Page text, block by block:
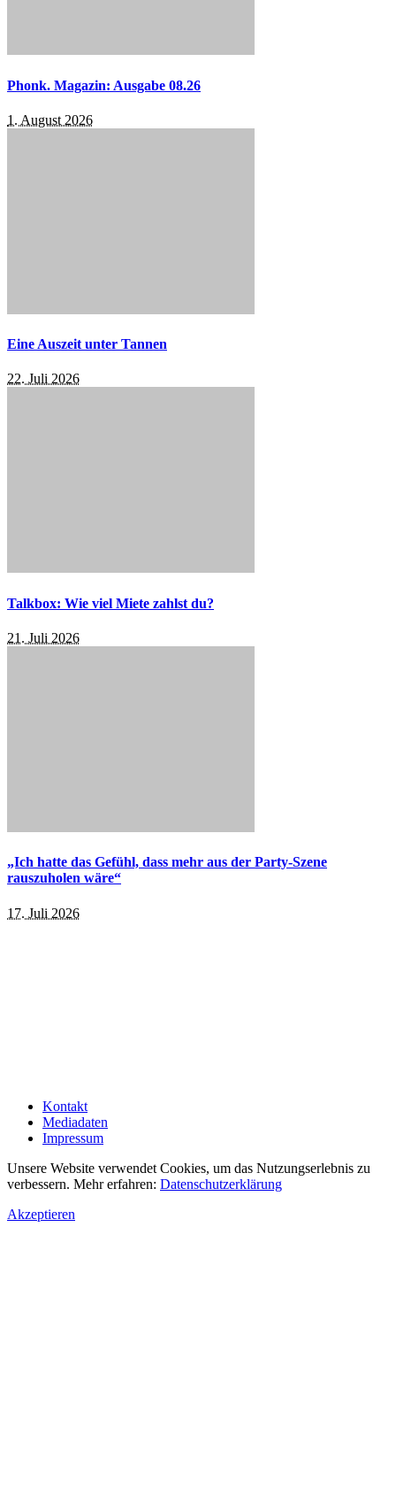
Phonk. Magazin: Ausgabe 08.26
1. August 2026
Eine Auszeit unter Tannen
22. Juli 2026
Talkbox: Wie viel Miete zahlst du?
21. Juli 2026
„Ich hatte das Gefühl, dass mehr aus der Party-Szene
rauszuholen wäre“
17. Juli 2026
Kontakt
Mediadaten
Impressum
Unsere Website verwendet Cookies, um das Nutzungserlebnis zu
verbessern. Mehr erfahren: Datenschutzerklärung
Akzeptieren